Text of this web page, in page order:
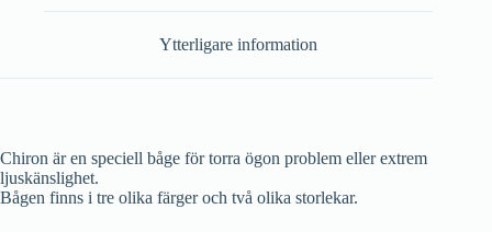
Ytterligare information
Chiron är en speciell båge för torra ögon problem eller extrem
ljuskänslighet.
Bågen finns i tre olika färger och två olika storlekar.